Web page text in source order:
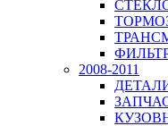
2008-2011